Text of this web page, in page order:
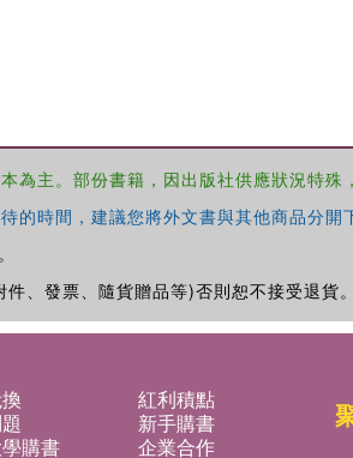
主。部份書籍，因出版社供應狀況特殊
時間，建議您將外文書與其他商品分開
、發票、隨貨贈品等)否則恕不接受退貨。
紅利積點
新手購書
購書
企業合作